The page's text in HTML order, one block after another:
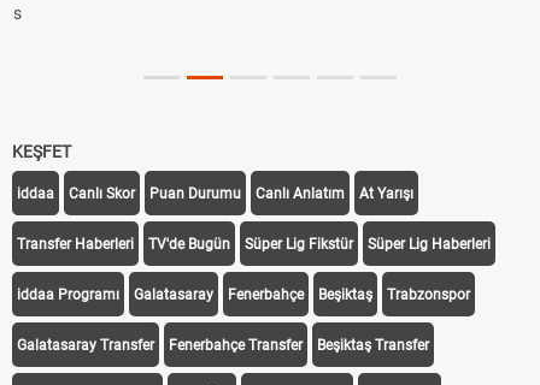
Transfer Haberleri TV'de Bugün Süper Lig Fikstür Süper Lig Haberleri
iddaa Programı Galatasaray Fenerbahçe Beşiktaş Trabzonspor
Galatasaray Transfer Fenerbahçe Transfer Beşiktaş Transfer
Trabzonspor Transfer Canlı İzle iddaa Sonuçları Aktif Sayaç